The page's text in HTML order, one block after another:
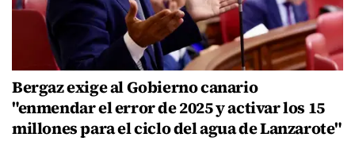
Bergaz exige al Gobierno canario
"enmendar el error de 2025 y activar los 15
millones para el ciclo del agua de Lanzarote"